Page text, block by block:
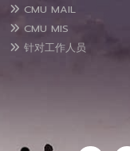
CMU MAIL
CMU MIS
针对工作人员